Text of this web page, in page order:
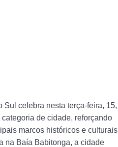
Sul celebra nesta terça-feira, 15,
de cidade, reforçando
marcos históricos e culturais
na Baía Babitonga, a cidade